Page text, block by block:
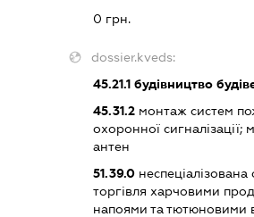
0 грн.
dossier.kveds:
45.21.1будівництво
45.31.2монтаж систем
охоронної сигналізації;
антен
51.39.0неспеціалізована
торгівля харчовими
напоями та тютюновими